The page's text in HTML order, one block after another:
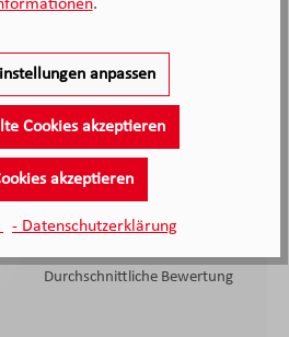
2.138
Kunden haben unseren Service
4.4
Durchschnittliche Bewertung
.
anpassen
Cookies akzeptieren
akzeptieren
- Datenschutzerklärung